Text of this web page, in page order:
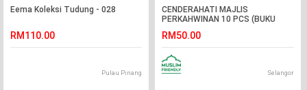
Eema Koleksi Tudung - 028
RM110.00
Pulau Pinang
CENDERAHATI MAJLIS
PERKAHWINAN 10 PCS (BUKU
BERSERTA KOTAK ISTIMEWA
HOME MADE)
RM50.00
Selangor